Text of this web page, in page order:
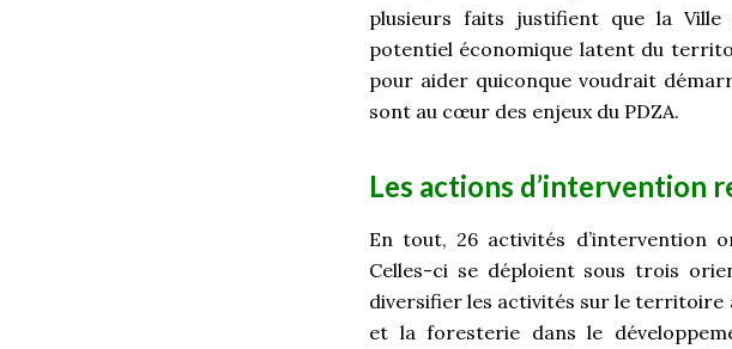
plusieurs faits justifient que la
potentiel économique latent du
pour aider quiconque voudrait
sont au cœur des enjeux du PDZA.
Les actions d’intervention
En tout, 26 activités d’intervention
Celles-ci se déploient sous trois
diversifier les activités sur le
et la foresterie dans le